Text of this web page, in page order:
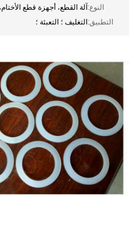
النوع:آلة القطع، أجهزة قطع
التطبيق:التغليف ؛ التعبئة ؛